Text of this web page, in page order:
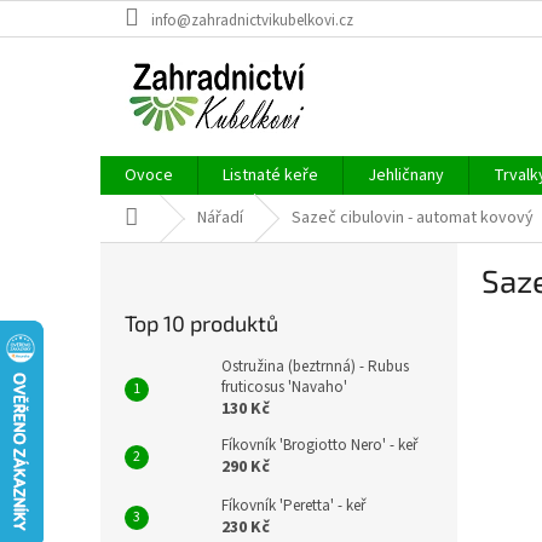
na
info@zahradnictvikubelkovi.cz
Ovoce Listnaté keře Jehličnany
Domů Nářadí Sazeč cibulovin - automat kovový
Top 10 produktů
Ostružina (beztrnná) - Rubus
fruticosus 'Navaho'
130 Kč
Fíkovník 'Brogiotto Nero' - keř
290 Kč
Fíkovník 'Peretta' - keř
230 Kč